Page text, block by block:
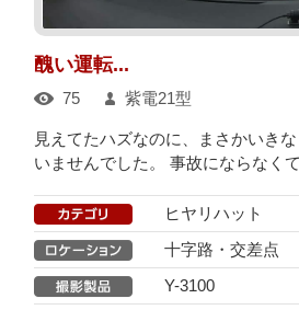
醜い運転...
75 紫電21型
見えてたハズなのに、まさかいき
いませんでした。 事故にならなく
ヒヤリハット
十字路・交差点
Y-3100